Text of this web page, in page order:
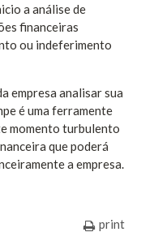
a análise de
financeiras
ou indeferimento
empresa analisar sua
é uma ferramente
momento turbulento
que poderá
a empresa.
print